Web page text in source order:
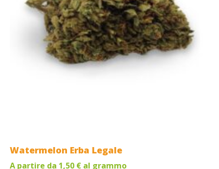
Watermelon Erba Legale
A partire da 1,50 € al grammo